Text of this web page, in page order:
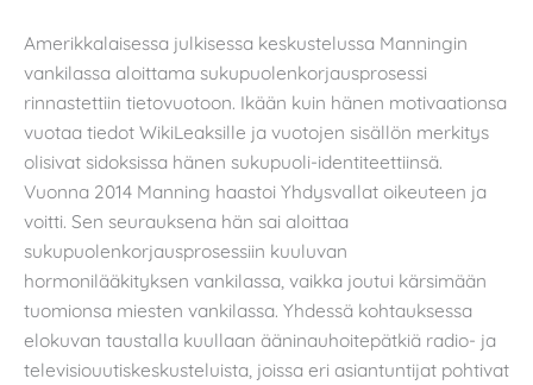
Amerikkalaisessa julkisessa keskustelussa Manningin
vankilassa aloittama sukupuolenkorjausprosessi
rinnastettiin tietovuotoon. Ikään kuin hänen motivaationsa
vuotaa tiedot WikiLeaksille ja vuotojen sisällön merkitys
olisivat sidoksissa hänen sukupuoli-identiteettiinsä.
Vuonna 2014 Manning haastoi Yhdysvallat oikeuteen ja
voitti. Sen seurauksena hän sai aloittaa
sukupuolenkorjausprosessiin kuuluvan
hormonilääkityksen vankilassa, vaikka joutui kärsimään
tuomionsa miesten vankilassa. Yhdessä kohtauksessa
elokuvan taustalla kuullaan ääninauhoitepätkiä radio- ja
televisiouutiskeskusteluista, joissa eri asiantuntijat pohtivat